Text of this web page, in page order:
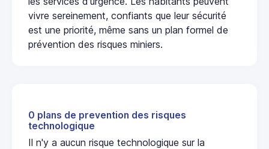
vivre sereinement, confiants que leur sécurité
est une priorité, même sans un plan formel de
prévention des risques miniers.
0 plans de prevention des risques
technologique
Il n'y a aucun risque technologique sur la